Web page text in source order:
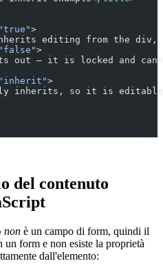
"true">
editing from the div,
"false">
out — it is locked and
"inherit">
inherits, so it is
del contenuto
non è un campo di form, quindi il
un form e non esiste la proprietà
dall'elemento: